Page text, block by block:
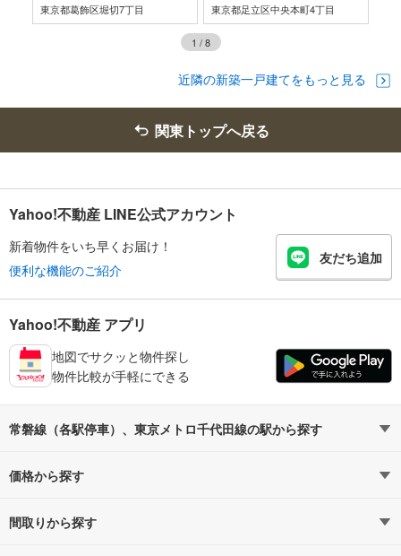
東京都葛飾区堀切7丁目
東京都足立区中央本町4丁目
1 /8
近隣の新築一戸建てをもっと見る
関東トップへ戻る
Yahoo!不動産 LINE公式アカウント
新着物件をいち早くお届け！
便利な機能のご紹介
友だち追加
Yahoo!不動産 アプリ
地図でサクッと物件探し
物件比較が手軽にできる
常磐線（各駅停車）、東京メトロ千代田線の駅から探す
常磐線（各駅停車）
常磐線（各駅停車）すべての駅
価格から探す
4,000万円以下（0）
間取りから探す